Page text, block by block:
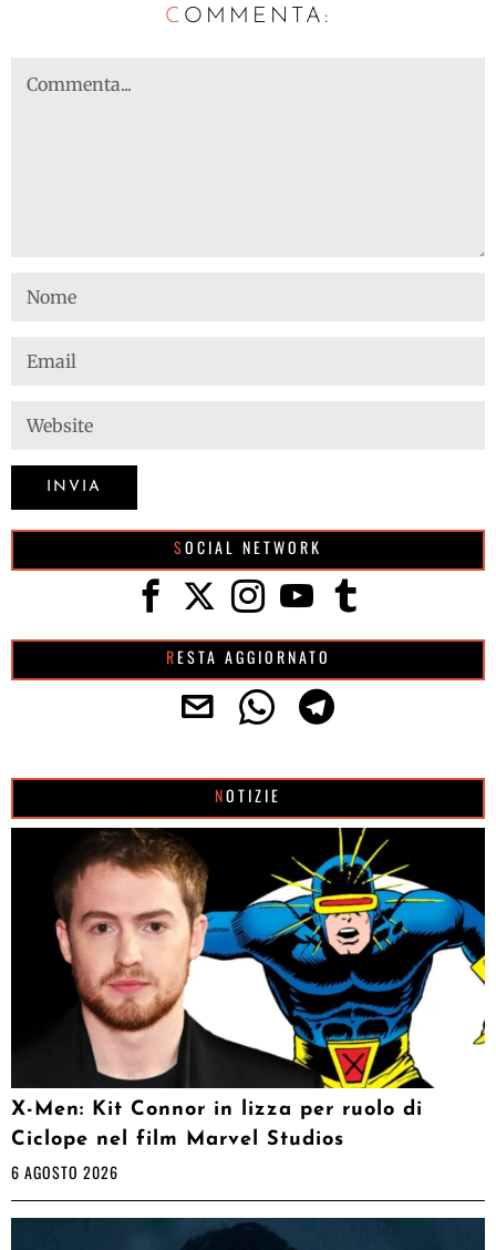
C OMMENTA:
SOCIAL NETWORK
RESTA AGGIORNATO
NOTIZIE
X-Men: Kit Connor in lizza per ruolo di
Ciclope nel film Marvel Studios
6 AGOSTO 2026